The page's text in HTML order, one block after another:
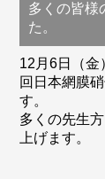
多くの皆様
た。
12月6日（金
回日本網膜
す。
多くの先生
上げます。